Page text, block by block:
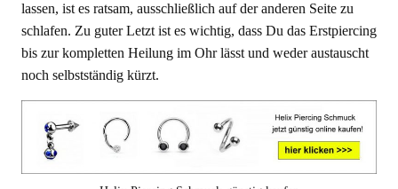
lassen, ist es ratsam, ausschließlich auf der anderen Seite zu
schlafen. Zu guter Letzt ist es wichtig, dass Du das Erstpiercing
bis zur kompletten Heilung im Ohr lässt und weder austauscht
noch selbstständig kürzt.